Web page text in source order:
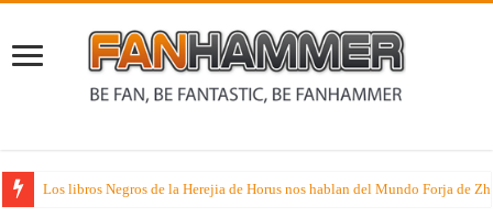
Rumores sobre dos juegos de especialista muy esperados que suenan